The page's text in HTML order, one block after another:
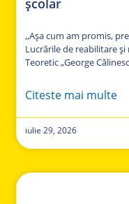
școlar
,,Așa cum am promis,
Lucrările de reabilitare
Teoretic „George
Citeste mai multe
iulie 29, 2026